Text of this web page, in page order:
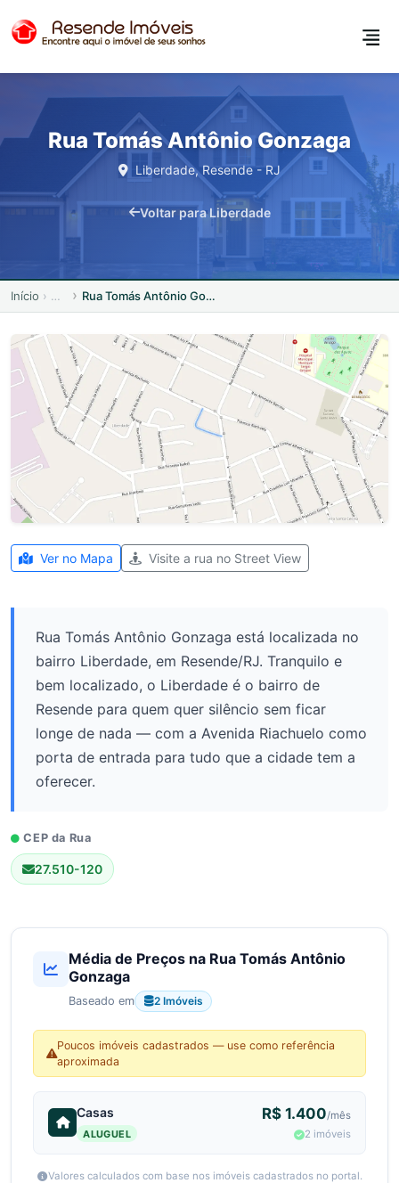
Rua Tomás Antônio Gonzaga
Liberdade, Resende - RJ
Voltar para Liberdade
Início Rua Tomás Antônio Gonzaga
Ver no Mapa Visite a rua no Street View
Rua Tomás Antônio Gonzaga está localizada no
bairro Liberdade, em Resende/RJ. Tranquilo e
bem localizado, o Liberdade é o bairro de
Resende para quem quer silêncio sem ficar
longe de nada — com a Avenida Riachuelo como
porta de entrada para tudo que a cidade tem a
oferecer.
CEP da Rua
27.510-120
Média de Preços na Rua Tomás Antônio
Gonzaga
Baseado em 2 Imóveis
Poucos imóveis cadastrados — use como referência
aproximada
Casas
ALUGUEL
R$ 1.400/mês
2 imóveis
Valores calculados com base nos imóveis cadastrados no portal.